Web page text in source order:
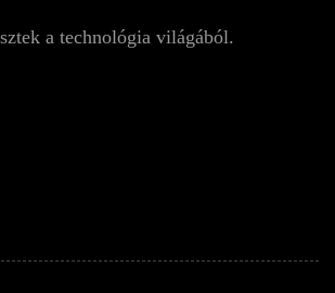
a technológia világából.